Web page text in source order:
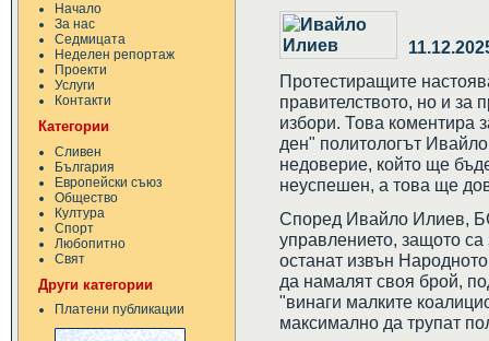
Начало
За нас
Седмицата
Неделен репортаж
Проекти
Услуги
Контакти
Категории
Сливен
България
Европейски съюз
Общество
Култура
Спорт
Любопитно
Свят
Други категории
Платени публикации
Протестиращите
правителството, но и за
избори. Това коментира
ден" политологът
недоверие, който ще
неуспешен, а това ще
Според Ивайло Илиев,
управлението, защото
останат извън
да намалят своя брой,
"винаги малките
максимално да трупат